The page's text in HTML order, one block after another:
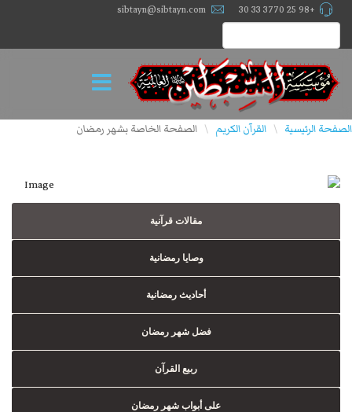
+98 25 3770 33 30
sibtayn@sibtayn.com
الصفحة الرئيسية \ القرآن الكريم \ الصفحة الخاصة بشهر رمضان
مقالات قرآنية
وصايا رمضانية
أحاديث رمضانية
فضل شهر رمضان
ربيع القرآن
على أبواب شهر رمضان